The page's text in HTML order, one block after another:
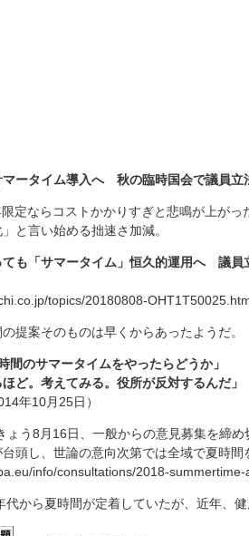
マータイム導入へ 秋の臨時国会で議員
定ならコストかかりすぎと悲鳴が上がっ
と言い始める拙速さ加減。
ても「サマータイム」恒久的運用へ 議員
topics/20180808-
提案そのものは早くからあったようだ。
間のサマータイムをやったらどうか」
ど。考えてみる。役所が反対するんだ」
年10月25日）
ょう8月16日、一般からの意見募集を締め
頭し、世論の意向次第では全域で夏時間
info/consultations/2018-
代から夏時間が定着していたが、近年、